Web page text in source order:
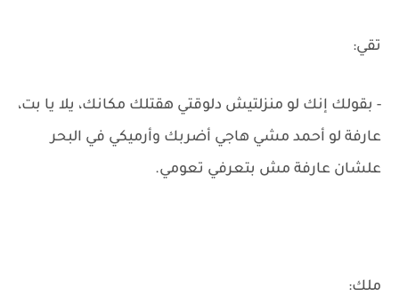
تقي:
- بقولك إنك لو منزلتيش دلوقتي هقتلك مكانك، يلا يا بت،
عارفة لو أحمد مشي هاجي أضربك وأرميكي في البحر
علشان عارفة مش بتعرفي تعومي.
ملك: